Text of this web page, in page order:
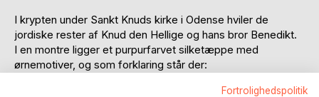
I krypten under Sankt Knuds kirke i Odense hviler de
jordiske rester af Knud den Hellige og hans bror Benedikt.
I en montre ligger et purpurfarvet silketæppe med
ørnemotiver, og som forklaring står der:
Fortrolighedspolitik